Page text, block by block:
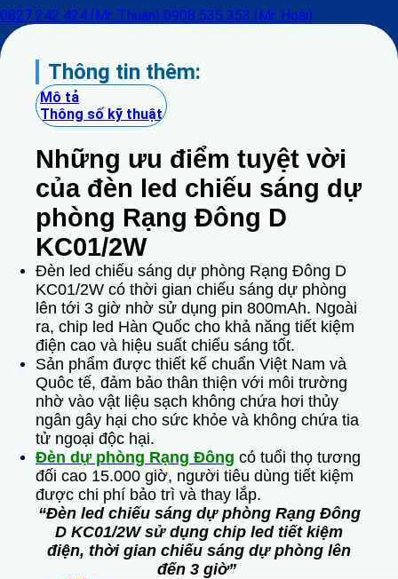
0827 242 424 (Mr. Thuận) 0908 535 353 (Mr. Hoài)
Thông tin thêm:
Mô tả
Thông số kỹ thuật
Những ưu điểm tuyệt vời
của đèn led chiếu sáng dự
phòng Rạng Đông D
KC01/2W
Đèn led chiếu sáng dự phòng Rạng Đông D
KC01/2W có thời gian chiếu sáng dự phòng
lên tới 3 giờ nhờ sử dụng pin 800mAh. Ngoài
ra, chip led Hàn Quốc cho khả năng tiết kiệm
điện cao và hiệu suất chiếu sáng tốt.
Sản phẩm được thiết kế chuẩn Việt Nam và
Quôc tế, đảm bảo thân thiện với môi trường
nhờ vào vật liệu sạch không chứa hơi thủy
ngân gây hại cho sức khỏe và không chứa tia
tử ngoại độc hại.
Đèn dự phòng Rạng Đông có tuổi thọ tương
đối cao 15.000 giờ, người tiêu dùng tiết kiệm
được chi phí bảo trì và thay lắp.
“Đèn led chiếu sáng dự phòng Rạng Đông
D KC01/2W sử dụng chip led tiết kiệm
điện, thời gian chiếu sáng dự phòng lên
đến 3 giờ”